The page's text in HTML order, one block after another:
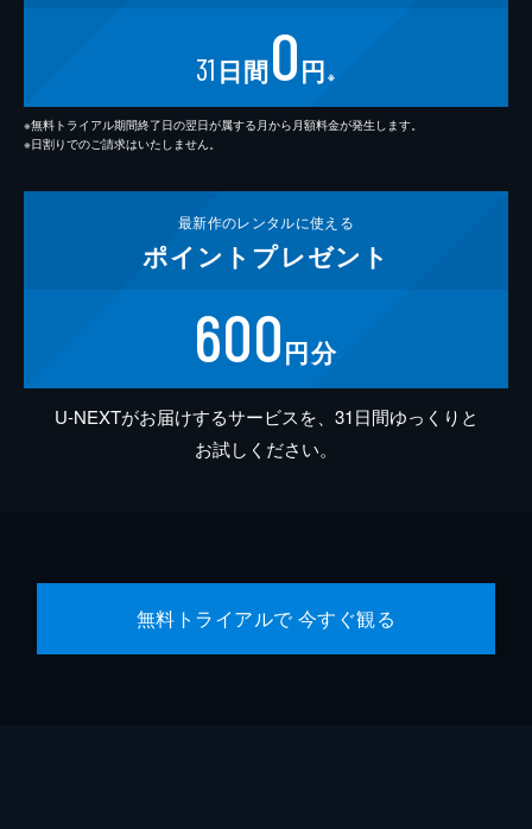
31 日間0円 ※
※無料トライアル期間終了日の翌日が属する月から月額料金が発生します。
※日割りでのご請求はいたしません。
最新作のレンタルに使える
ポイント プレゼント
600円分
U-NEXTがお届けするサービスを、31日間ゆっくりと
お試しください。
無料トライアルで 今すぐ観る